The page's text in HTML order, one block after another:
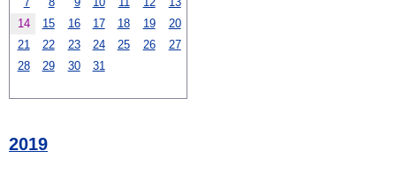
14
15 16 17 18 19
20
21
22 23 24 25 26
27
28
29 30 31
2019